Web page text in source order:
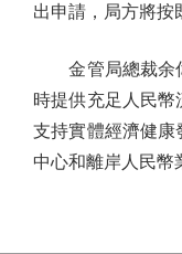
出申請，局方將按
金管局總裁余偉
時提供充足人民幣
支持實體經濟健康
中心和離岸人民幣